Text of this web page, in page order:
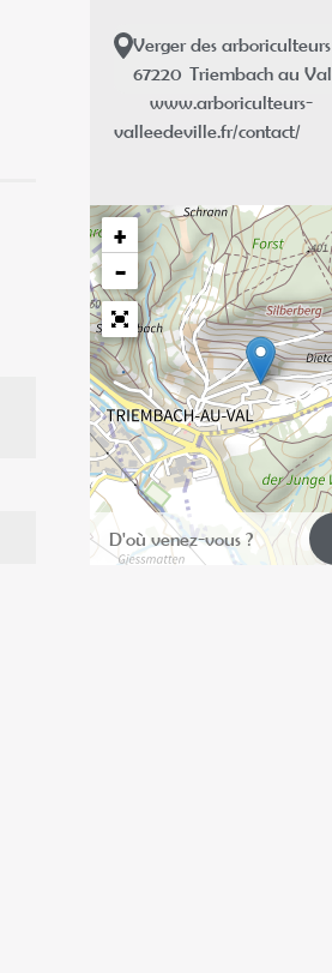
Verger des arboriculteurs
67220 Triembach au Val
www.arboriculteurs-
valleedeville.fr/contact/
+
−